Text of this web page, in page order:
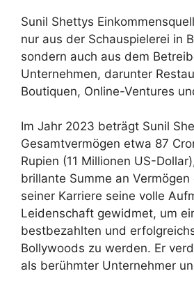
Sunil Shettys
nur aus der Schauspielerei in
sondern auch aus dem
Unternehmen, darunter
Boutiquen, Online-Ventures
Im Jahr 2023 beträgt Sunil
Gesamtvermögen etwa 87
Rupien (11 Millionen US-
brillante Summe an
seiner Karriere seine volle
Leidenschaft gewidmet, um
bestbezahlten und
Bollywoods zu werden. Er
als berühmter Unternehmer